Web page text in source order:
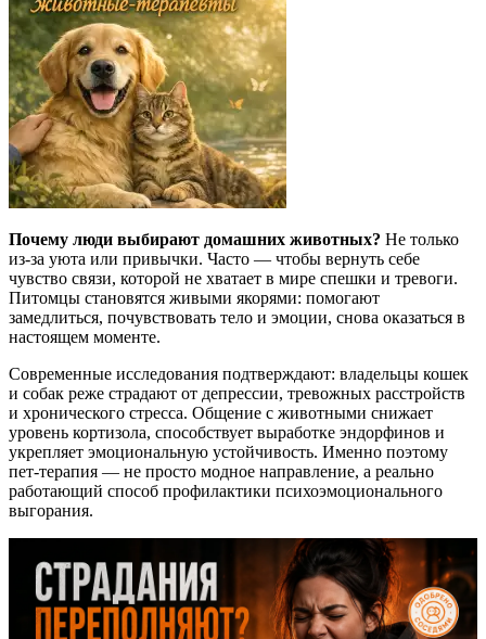
Почему люди выбирают домашних животных? Не только
из-за уюта или привычки. Часто — чтобы вернуть себе
чувство связи, которой не хватает в мире спешки и тревоги.
Питомцы становятся живыми якорями: помогают
замедлиться, почувствовать тело и эмоции, снова оказаться в
настоящем моменте.
Современные исследования подтверждают: владельцы кошек
и собак реже страдают от депрессии, тревожных расстройств
и хронического стресса. Общение с животными снижает
уровень кортизола, способствует выработке эндорфинов и
укрепляет эмоциональную устойчивость. Именно поэтому
пет-терапия — не просто модное направление, а реально
работающий способ профилактики психоэмоционального
выгорания.